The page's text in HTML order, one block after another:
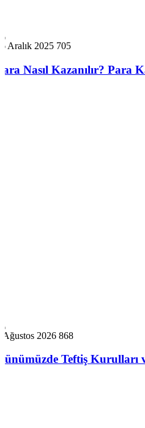
Aralık 2025 705
Nasıl Kazanılır? Para
Ağustos 2026 868
Teftiş